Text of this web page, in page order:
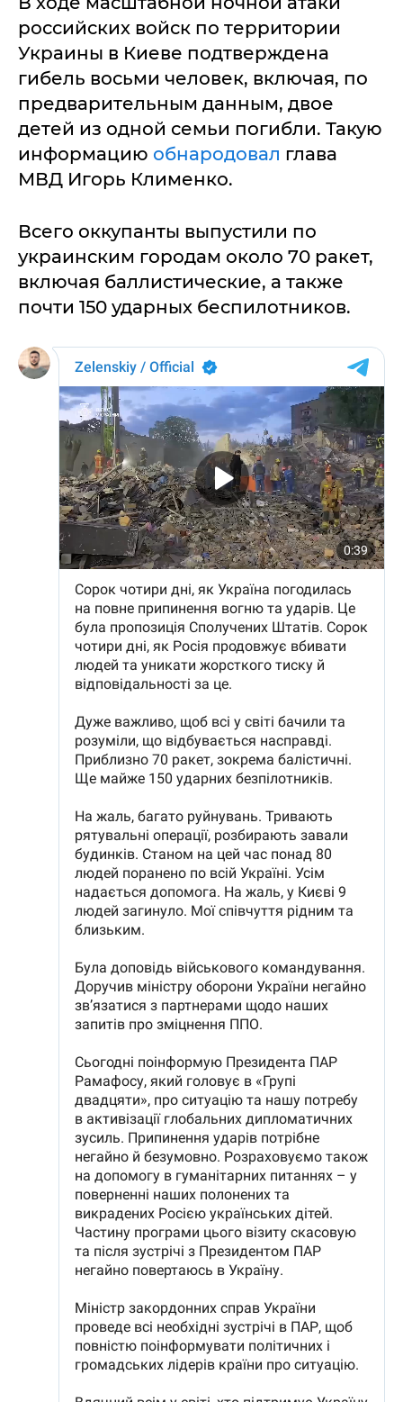
российских войск по территории
Украины в Киеве подтверждена
гибель восьми человек, включая, по
предварительным данным, двое
детей из одной семьи погибли. Такую
информацию обнародовал глава
МВД Игорь Клименко.
Всего оккупанты выпустили по
украинским городам около 70 ракет,
включая баллистические, а также
почти 150 ударных беспилотников.